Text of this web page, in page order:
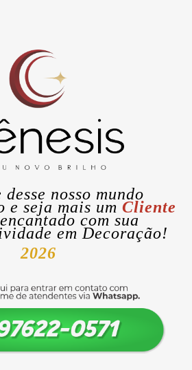
nosso mundo
e seja mais um Cliente
encantado com sua
em Decoração!
2026